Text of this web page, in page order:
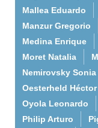
Mallea Eduardo
Manzur Gregorio
Medina Enrique
Moret Natalia
Nemirovsky Sonia
Oesterheld Héctor
Oyola Leonardo
Philip Arturo